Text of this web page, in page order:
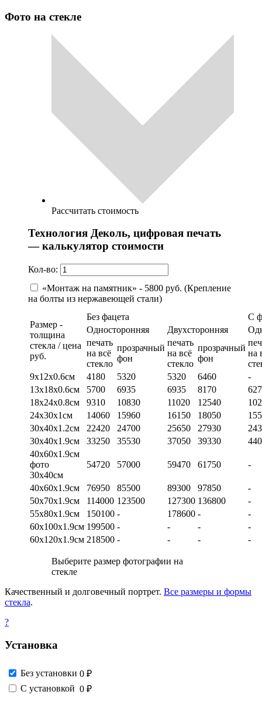
Фото на стекле
Рассчитать стоимость
Технология Деколь, цифровая печать
— калькулятор стоимости
Кол-во:
«Монтаж на памятник» - 5800 руб. (Крепление
на болты из нержавеющей стали)
Размер -
толщина
стекла / цена
руб.
Без фацета
С
Односторонняя
Двухсторонняя
печать
на всё
стекло
прозрачный
фон
печать
на всё
стекло
прозрачный
фон
на
9х12х0.6см
4180 5320 5320 6460
-
13х18х0.6см
5700 6935 6935 8170
18х24х0.8см
9310 10830 11020 12540
24х30х1см
14060 15960 16150 18050
30х40х1.2см
22420 24700 25650 27930
30х40х1.9см
33250 35530 37050 39330
40х60х1.9см
фото
30х40см
54720 57000 59470 61750 -
40х60х1.9см 76950 85500 89300 97850
-
50х70х1.9см
114000 123500 127300 136800
-
55х80х1.9см
150100 - 178600 -
-
60х100х1.9см 199500 - - -
-
60х120х1.9см 218500 - - - -
Выберите размер фотографии на
стекле
Качественный и долговечный портрет. Все размеры и формы
стекла.
?
Установка
Без установки 0 ₽
С установкой 0 ₽